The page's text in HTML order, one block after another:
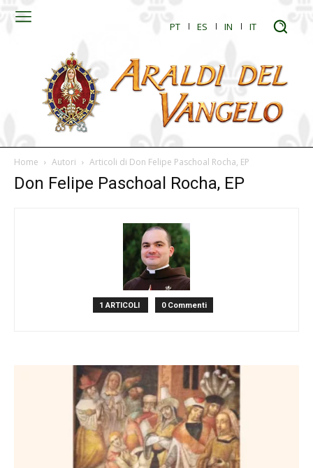
PT ES IN IT
Home Autori Articoli di Don Felipe Paschoal Rocha, EP
Don Felipe Paschoal Rocha, EP
1 ARTICOLI 0 Commenti